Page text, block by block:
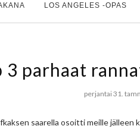
LOS ANGELES -OPAS
3 parhaat
perjantai 31.
saarella osoitti meille jälleen